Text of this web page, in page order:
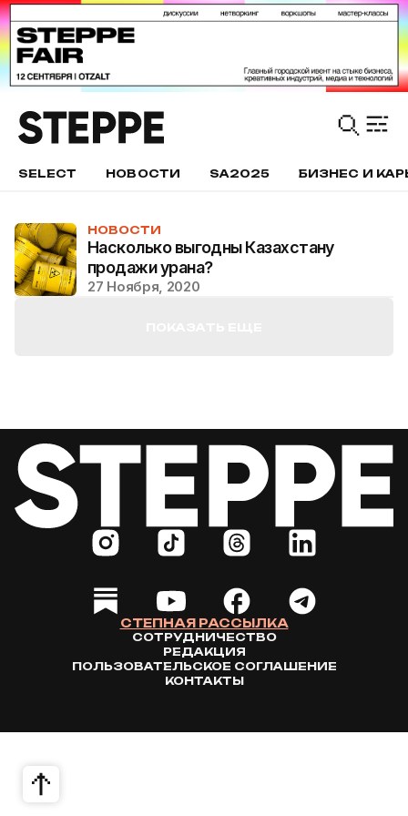
SELECT НОВОСТИ SA2025 БИЗНЕС И
НОВОСТИ
Насколько выгодны Казахстану
продажи урана?
27 Ноября, 2020
СТЕПНАЯ РАССЫЛКА
СОТРУДНИЧЕСТВО
РЕДАКЦИЯ
ПОЛЬЗОВАТЕЛЬСКОЕ СОГЛАШЕНИЕ
КОНТАКТЫ